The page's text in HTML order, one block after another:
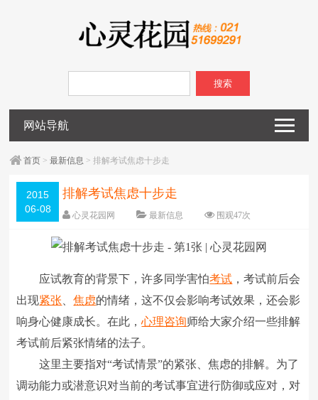
搜索
网站导航
首页 >最新信息 > 排解考试焦虑十步走
2015
06-08
排解考试焦虑十步走
心灵花园网 最新信息 围观47次
字体：大 中 小
应试教育的背景下，许多同学害怕考试 ，考试前后会
出现紧张 、焦虑的情绪，这不仅会影响考试效果，还会影
响身心健康成长。在此，心理咨询师给大家介绍一些排解
考试前后紧张情绪的法子。
这里主要指对“考试情景”的紧张、焦虑的排解。为了
调动能力或潜意识对当前的考试事宜进行防御或应对，对